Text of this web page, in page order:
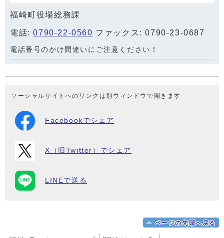
福崎町役場総務課
電話:0790-22-0560 ファックス: 0790-23-0687
電話番号のかけ間違いにご注意ください！
ソーシャルサイトへのリンクは別ウィンドウで開きます
Facebookでシェア
X（旧Twitter）でシェア
LINEで送る
ページの先頭へ戻る